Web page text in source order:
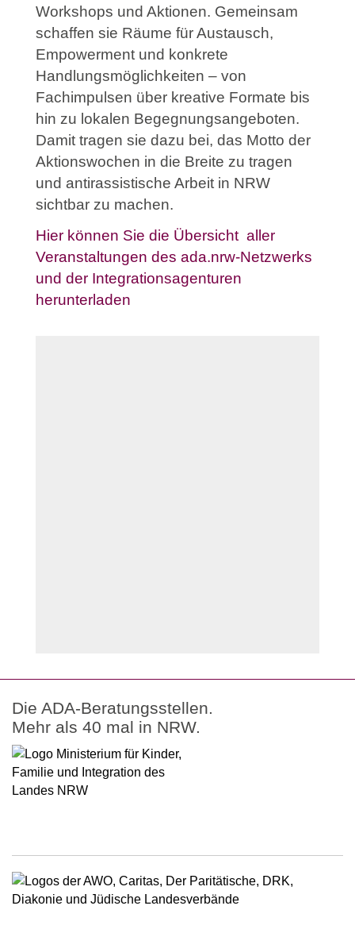
Workshops und Aktionen. Gemeinsam
schaffen sie Räume für Austausch,
Empowerment und konkrete
Handlungsmöglichkeiten – von
Fachimpulsen über kreative Formate bis
hin zu lokalen Begegnungsangeboten.
Damit tragen sie dazu bei, das Motto der
Aktionswochen in die Breite zu tragen
und antirassistische Arbeit in NRW
sichtbar zu machen.
Hier können Sie die Übersicht aller
Veranstaltungen des ada.nrw-Netzwerks
und der Integrationsagenturen
herunterladen
Die ADA-Beratungsstellen.
Mehr als 40 mal in NRW.